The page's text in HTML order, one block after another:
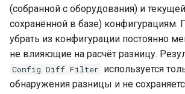
а
и
(собранной с оборудования) и
сохранённой в базе) конфигурациям.
убрать из конфигурации постоянно
не влияющие на расчёт разницу.
Config Diff Filter используется
обнаружения разницы и не